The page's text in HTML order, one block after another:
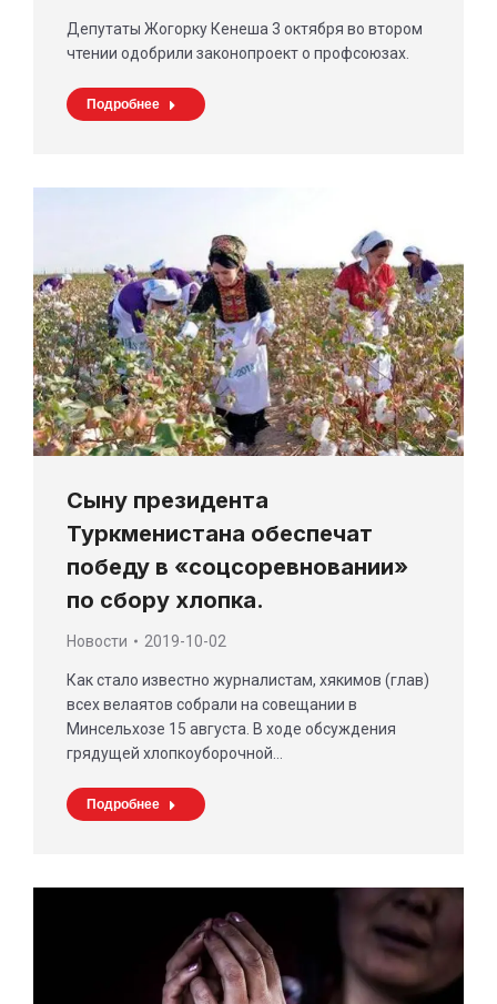
Депутаты Жогорку Кенеша 3 октября во втором
чтении одобрили законопроект о профсоюзах.
Подробнее
Сыну президента
Туркменистана обеспечат
победу в «соцсоревновании»
по сбору хлопка.
Новости 2019-10-02
Как стало известно журналистам, хякимов (глав)
всех велаятов собрали на совещании в
Минсельхозе 15 августа. В ходе обсуждения
грядущей хлопкоуборочной…
Подробнее